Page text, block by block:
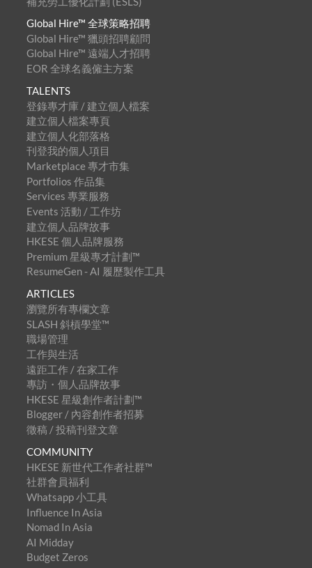
Global Hire™ 全球策略招聘
Global Hire™ 獵頭招聘顧問
Global Hire™ 遠端人才招聘
EOR 全球名義僱主方案
TALENTS
登錄專才庫 / 建立個人檔案
建立個人檔案專頁
建立個人化部落格
刊登我的個人項目
Marketplace 專才市集
Portfolios 作品集
Services 專業服務
Events 活動 / 工作坊
建立個人品牌故事
HKESE 個人品牌服務
Premium 星級專才計劃™
ResumeGen - AI 履歷製作工具
ARTICLES
瀏覽所有專欄文章
SLASH 斜槓學堂™
職場管理
工作與生活
遠距工作 / 在家工作
專訪・個人品牌故事
HKESE 星級創作者計劃™
Blogger / 內容創作者招募
徵稿 / 投稿刊登文章
COMMUNITY
HKESE 新世代工作者社群™
社群會員福利
Whatsapp 小工具
Influence In Asia
Nomad In Asia
AI Midday
Budget Zeros